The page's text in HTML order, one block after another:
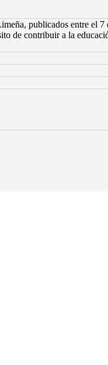
publicados entre el
de contribuir a la